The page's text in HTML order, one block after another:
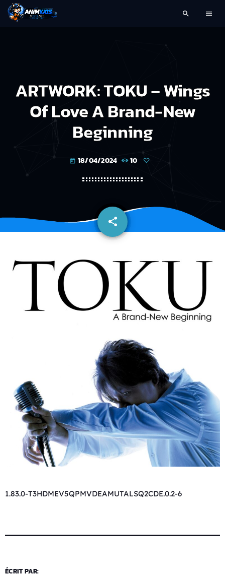
search menu
ARTWORK: TOKU – Wings
Of Love A Brand-New
Beginning
today 18/04/2024 10
share
email
1.83.0-T3HDMEV5QPMVDEAMUTALSQ2CDE.0.2-6
ÉCRIT PAR: